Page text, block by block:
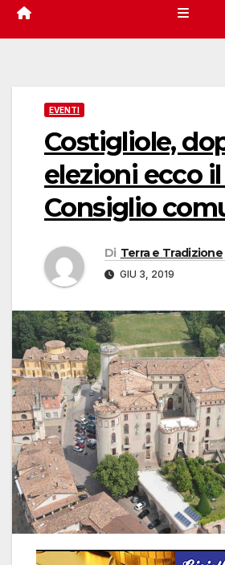
EVENTI
Costigliole,
elezioni ecco
Consiglio
Di Terra e Tradizione
GIU 3, 2019